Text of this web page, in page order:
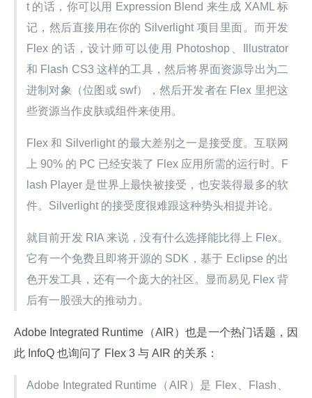
t 的话，你可以用 Expression Blend 来生成 XAML 标
记，然后直接用在你的 Silverlight 项目里面。而开发
Flex 的话，设计师可以使用 Photoshop、Illustrator
和 Flash CS3 这样的工具，然后将界面资源导出为二
进制对象（位图或 swf），然后开发者在 Flex 里把这
些资源当作皮肤或组件来使用。
Flex 和 Silverlight 的最大差别之一是接受度。互联网
上 90% 的 PC 已经安装了 Flex 应用所需的运行时。F
lash Player 是世界上最快被接受，也安装得最多的软
件。Silverlight 的接受度很难跟这种势头相提并论。
就目前开发 RIA 来说，没有什么选择能比得上 Flex。
它有一个免费且即将开源的 SDK，基于 Eclipse 的出
色开发工具，还有一个庞大的社区。显而易见 Flex 背
后有一股强大的推动力。
Adobe Integrated Runtime（AIR）也是一个热门话题，因
此 InfoQ 也询问了 Flex 3 与 AIR 的关系：
Adobe Integrated Runtime（AIR）是 Flex、Flash、